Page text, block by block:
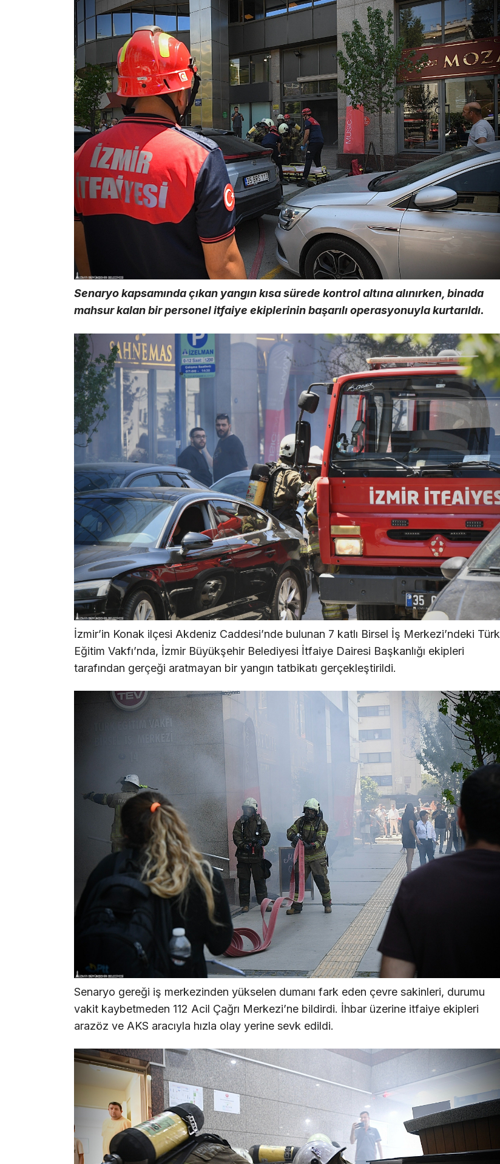
Senaryo kapsamında çıkan yangın kısa sürede kontrol altına alınırken, binada
mahsur kalan bir personel itfaiye ekiplerinin başarılı operasyonuyla kurtarıldı.
İzmir’in Konak ilçesi Akdeniz Caddesi’nde bulunan 7 katlı Birsel İş Merkezi’ndeki Türk
Eğitim Vakfı’nda, İzmir Büyükşehir Belediyesi İtfaiye Dairesi Başkanlığı ekipleri
tarafından gerçeği aratmayan bir yangın tatbikatı gerçekleştirildi.
Senaryo gereği iş merkezinden yükselen dumanı fark eden çevre sakinleri, durumu
vakit kaybetmeden 112 Acil Çağrı Merkezi’ne bildirdi. İhbar üzerine itfaiye ekipleri
arazöz ve AKS aracıyla hızla olay yerine sevk edildi.